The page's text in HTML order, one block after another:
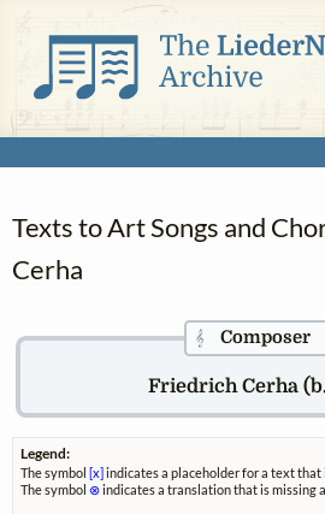
Texts to Art Songs and
Cerha
𝄞Composer
Friedrich Cerha
Legend:
The symbol [x] indicates a placeholder for a text that
The symbol ⊗indicates a translation that is missing